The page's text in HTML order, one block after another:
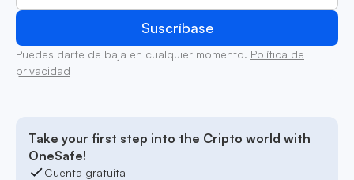
Puedes darte de baja en cualquier momento. Política de
privacidad
Take your first step into the Cripto world with
OneSafe!
Cuenta gratuita